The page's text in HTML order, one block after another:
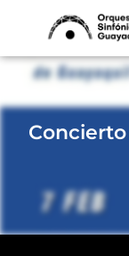
contenido
Concierto